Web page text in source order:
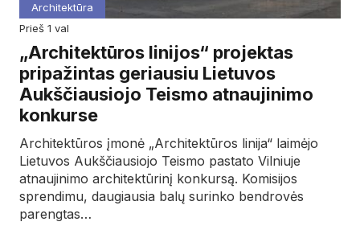
Architektūra
prieš 1 val
„Architektūros linijos“ projektas
pripažintas geriausiu Lietuvos
Aukščiausiojo Teismo atnaujinimo
konkurse
Architektūros įmonė „Architektūros linija“ laimėjo
Lietuvos Aukščiausiojo Teismo pastato Vilniuje
atnaujinimo architektūrinį konkursą. Komisijos
sprendimu, daugiausia balų surinko bendrovės
parengtas…